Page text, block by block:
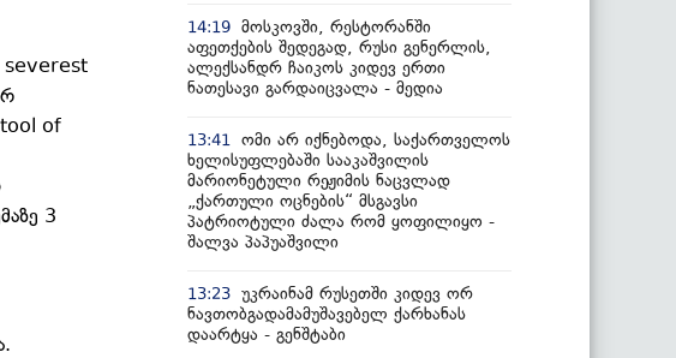
severest
tool of
3
14:19 მოსკოვში, რესტორანში
აფეთქების შედეგად, რუსი გენერლის,
ალექსანდრ ჩაიკოს კიდევ ერთი
ნათესავი გარდაიცვალა - მედია
13:41
ომი არ იქნებოდა, საქართველოს
ხელისუფლებაში სააკაშვილის
მარიონეტული რეჟიმის ნაცვლად
„ქართული ოცნების“ მსგავსი
პატრიოტული ძალა რომ ყოფილიყო -
შალვა პაპუაშვილი
13:23 უკრაინამ რუსეთში კიდევ ორ
ნავთობგადამამუშავებელ ქარხანას
დაარტყა - გენშტაბი